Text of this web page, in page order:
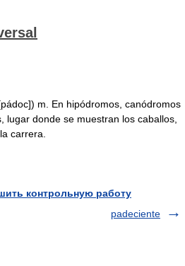
m. En hipódromos, canódromos
lugar donde se muestran los caballos,
carrera.
контрольную работу
padeciente